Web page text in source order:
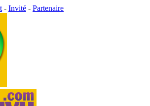
- Invité - Partenaire